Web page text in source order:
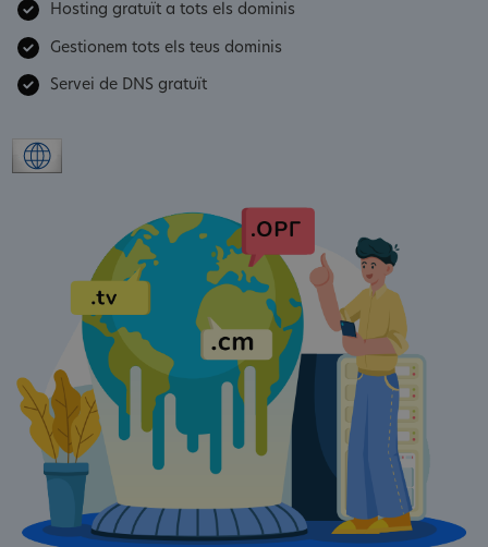
Hosting gratuït a tots els dominis
Gestionem tots els teus dominis
Servei de DNS gratuït